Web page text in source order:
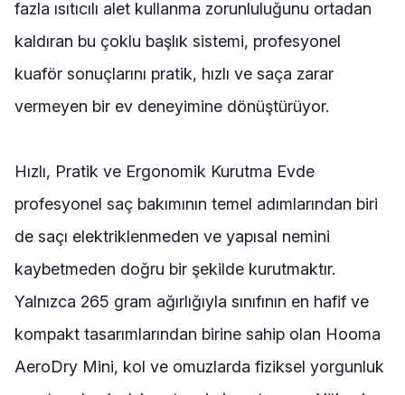
fazla ısıtıcılı alet kullanma zorunluluğunu ortadan
kaldıran bu çoklu başlık sistemi, profesyonel
kuaför sonuçlarını pratik, hızlı ve saça zarar
vermeyen bir ev deneyimine dönüştürüyor.
Hızlı, Pratik ve Ergonomik Kurutma Evde
profesyonel saç bakımının temel adımlarından biri
de saçı elektriklenmeden ve yapısal nemini
kaybetmeden doğru bir şekilde kurutmaktır.
Yalnızca 265 gram ağırlığıyla sınıfının en hafif ve
kompakt tasarımlarından birine sahip olan Hooma
AeroDry Mini, kol ve omuzlarda fiziksel yorgunluk